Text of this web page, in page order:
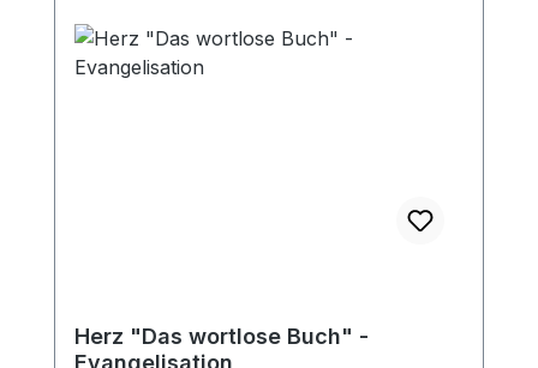
Herz "Das wortlose Buch" -
Evangelisation